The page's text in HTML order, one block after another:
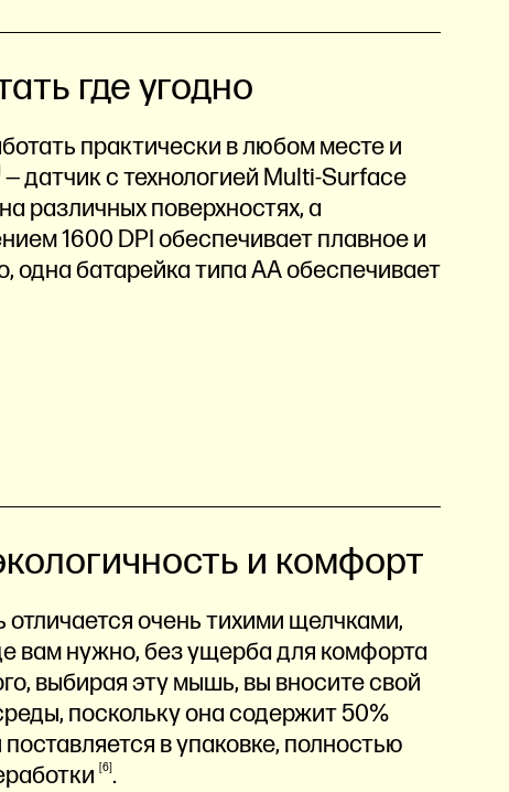
где угодно
практически в любом месте и
— датчик с технологией Multi-Surface
различных поверхностях, а
1600 DPI обеспечивает плавное и
одна батарейка типа АА обеспечивает
и комфорт
очень тихими щелчками,
вам нужно, без ущерба для комфорта
выбирая эту мышь, вы вносите свой
поскольку она содержит 50%
поставляется в упаковке, полностью
6 .